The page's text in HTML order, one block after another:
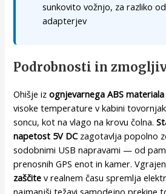
sunkovito vožnjo, za razliko
adapterjev
Podrobnosti in
Ohišje izognjevarnega ABS materiala
visoke temperature v kabini
soncu, kot na vlago na krovu čolna.
napetost 5V DCzagotavlja popolno
sodobnimi USB napravami — od
prenosnih GPS enot in kamer.
zaščite v realnem času spremlja